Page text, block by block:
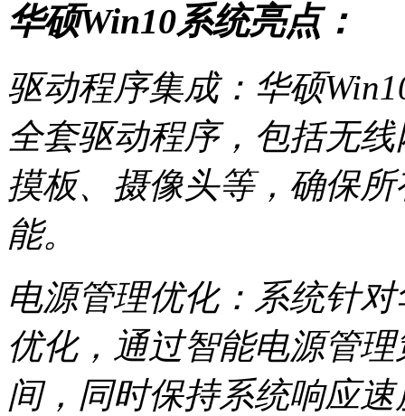
华硕Win10系统亮点：
驱动程序集成：华硕
全套驱动程序，包括无
摸板、摄像头等，确保
能。
电源管理优化：系统针
优化，通过智能电源管
间，同时保持系统响应